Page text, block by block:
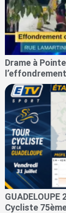
Drame à
Cycliste